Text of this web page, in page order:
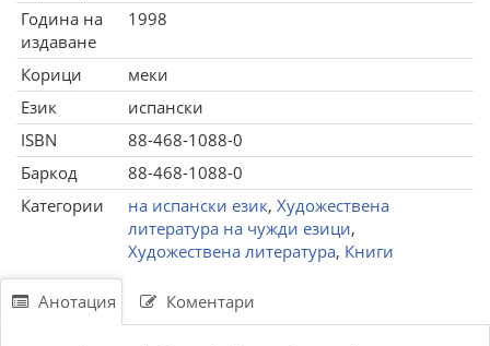
Година на
издаване
1998
Корици
меки
Език
испански
ISBN
88-468-1088-0
Баркод
88-468-1088-0
Категории
на испански език, Художествена
литература на чужди езици,
Художествена литература, Книги
Анотация Коментари